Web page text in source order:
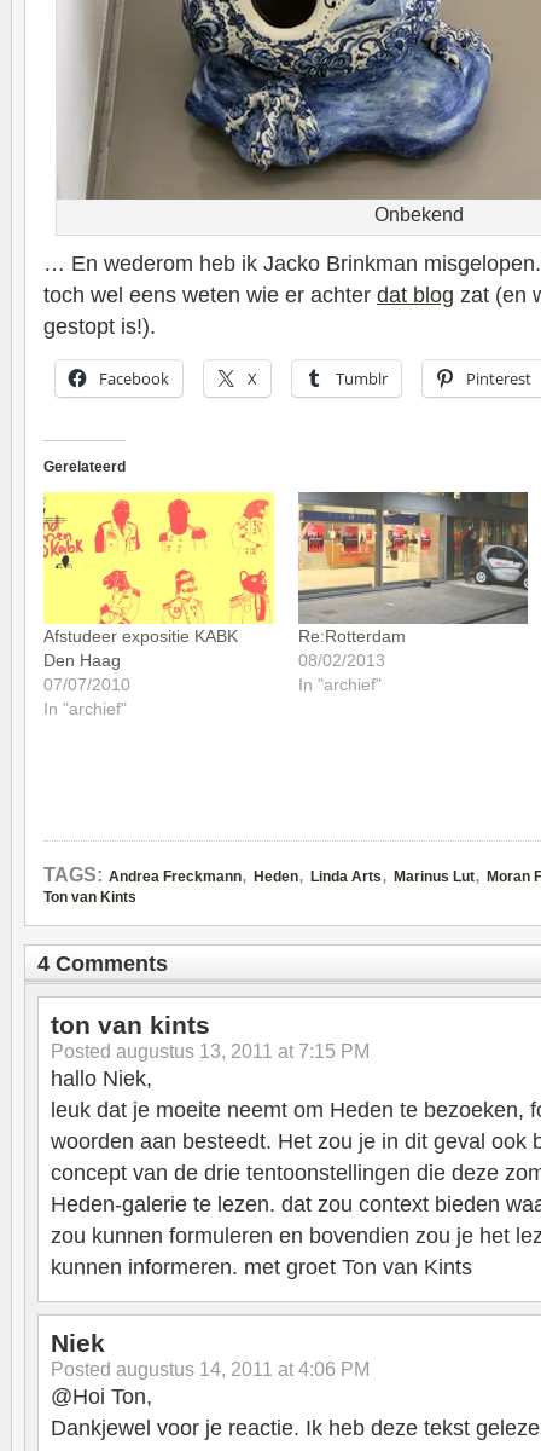
Onbekend
… En wederom heb ik Jacko Brinkman
toch wel eens weten wie er achter dat blog zat (en
gestopt is!).
Facebook X Tumblr Pinterest
Gerelateerd
Afstudeer expositie KABK
Den Haag
07/07/2010
In "archief"
Re:Rotterdam
08/02/2013
In "archief"
TAGS: Andrea Freckmann, Heden, Linda Arts, Marinus Lut, Moran
Ton van Kints
4 Comments
ton van kints
Posted augustus 13, 2011 at 7:15 PM
hallo Niek,
leuk dat je moeite neemt om Heden te bezoeken,
woorden aan besteedt. Het zou je in dit geval ook
concept van de drie tentoonstellingen die deze
Heden-galerie te lezen. dat zou context bieden
zou kunnen formuleren en bovendien zou je het
kunnen informeren. met groet Ton van Kints
Niek
Posted augustus 14, 2011 at 4:06 PM
@Hoi Ton,
Dankjewel voor je reactie. Ik heb deze tekst